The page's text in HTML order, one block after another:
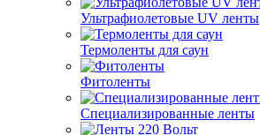
Ультрафиолетовые UV ленты
Термоленты для саун
Фитоленты
Специализированные ленты